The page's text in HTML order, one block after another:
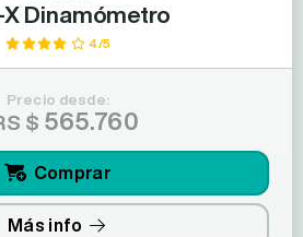
X Dinamómetro
4/5
Precio desde:
$ 565.760
Comprar
Más info